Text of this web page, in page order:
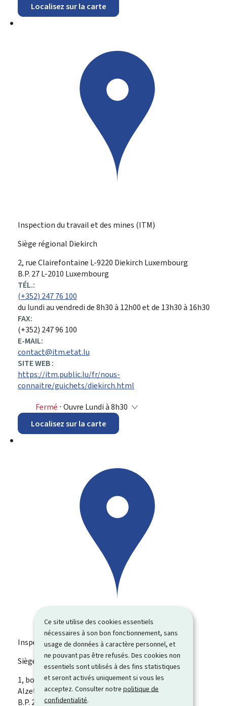
Ce site utilise des cookies essentiels
nécessaires à son bon fonctionnement, sans
usage de données à caractère personnel, et
ne pouvant pas être refusés. Des cookies non
essentiels sont utilisés à des fins statistiques
et seront activés uniquement si vous les
acceptez. Consulter notrepolitique de
confidentialité.
Localisez sur la carte
Inspection du travail et des mines (ITM)
Siège régional Diekirch
ADRESSE
:
2, rue Clairefontaine L-9220 Diekirch Luxembourg
B.P. 27 L-2010 Luxembourg
TÉL.:
(+352) 247 76 100
du lundi au vendredi de 8h30 à 12h00 et de 13h30 à 16h30
FAX:
(+352) 247 96 100
E-MAIL:
contact@itm.etat.lu
SITE WEB :
https://itm.public.lu/fr/nous-
connaitre/guichets/diekirch.html
Fermé ⋅ Ouvre Lundi à 8h30
Localisez sur la carte
Inspection du travail et des mines (ITM)
Siège régional Esch-sur-alzette
ADRESSE
:
1, boulevard de la Porte de FranceL-4360Esch-sur-
Alzette
Luxembourg
B.P. 27 L-2010 Luxembourg